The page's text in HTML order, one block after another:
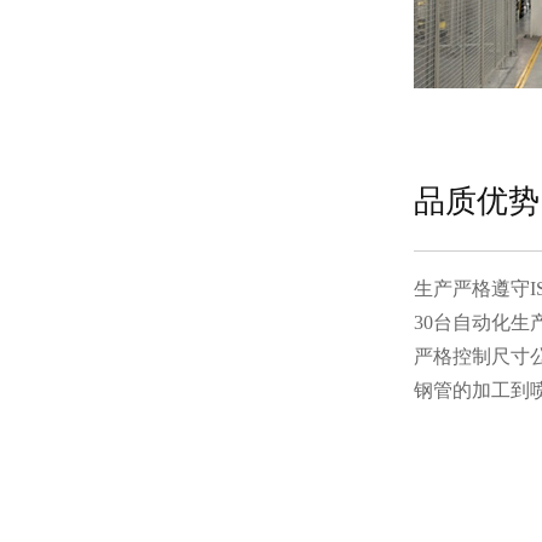
品质优势
生产严格遵守
30台自动化生
严格控制尺寸
钢管的加工到